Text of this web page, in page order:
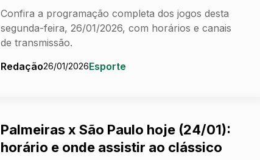
Confira a programação completa dos jogos desta
segunda-feira, 26/01/2026, com horários e canais
de transmissão.
Redação26/01/2026Esporte
Palmeiras x São Paulo hoje (24/01):
horário e onde assistir ao clássico